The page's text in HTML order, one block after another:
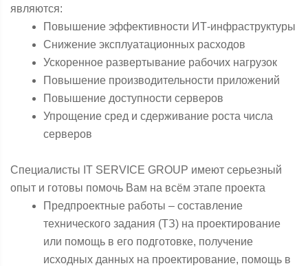
являются:
Повышение эффективности ИТ-инфраструктуры
Снижение эксплуатационных расходов
Ускоренное развертывание рабочих нагрузок
Повышение производительности приложений
Повышение доступности серверов
Упрощение сред и сдерживание роста числа
серверов
Специалисты IT SERVICE GROUP имеют серьезный
опыт и готовы помочь Вам на всём этапе проекта
Предпроектные работы – составление
технического задания (ТЗ) на проектирование
или помощь в его подготовке, получение
исходных данных на проектирование, помощь в